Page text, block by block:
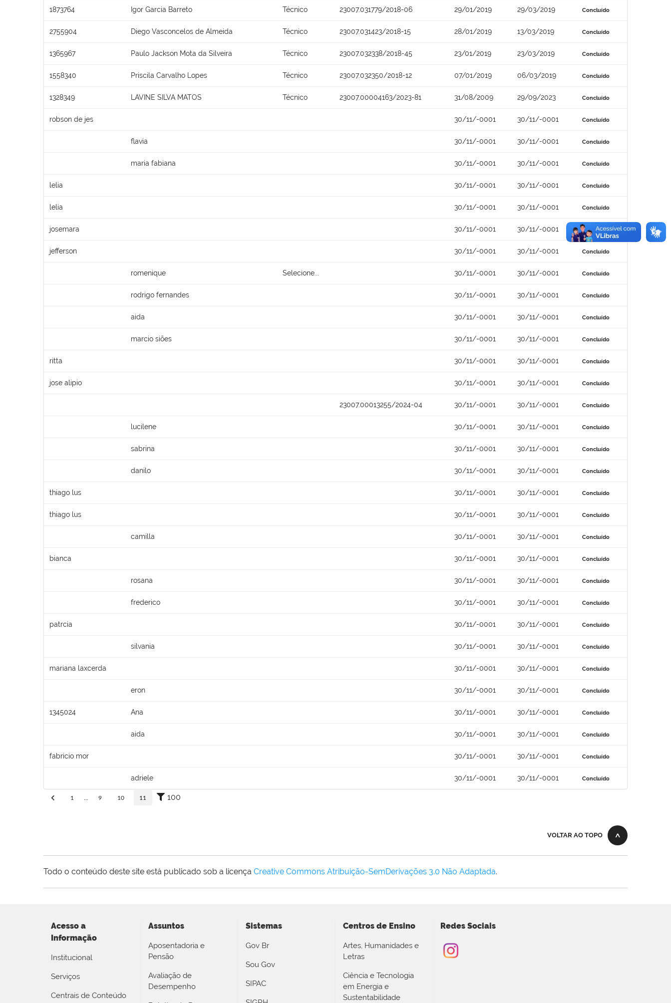
1873764 Igor Garcia Barreto Técnico 23007.031779/2018-06 29/01/2019 29/03/2019 Concluído
2755904 Diego Vasconcelos de Almeida Técnico 23007.031423/2018-15 28/01/2019 13/03/2019 Concluído
1365967 Paulo Jackson Mota da Silveira Técnico 23007.032338/2018-45 23/01/2019 23/03/2019 Concluído
1558340 Priscila Carvalho Lopes Técnico 23007.032350/2018-12 07/01/2019 06/03/2019 Concluído
1328349 LAVINE SILVA MATOS Técnico 23007.00004163/2023-81 31/08/2009 29/09/2023 Concluído
robson de jes 30/11/-0001 30/11/-0001 Concluído
flavia 30/11/-0001 30/11/-0001 Concluído
maria fabiana 30/11/-0001 30/11/-0001 Concluído
lelia 30/11/-0001 30/11/-0001 Concluído
lelia 30/11/-0001 30/11/-0001 Concluído
josemara 30/11/-0001 30/11/-0001 Concluído
jefferson 30/11/-0001 30/11/-0001 Concluído
romenique Selecione... 30/11/-0001 30/11/-0001 Concluído
rodrigo fernandes 30/11/-0001 30/11/-0001 Concluído
aida 30/11/-0001 30/11/-0001 Concluído
marcio siões 30/11/-0001 30/11/-0001 Concluído
ritta 30/11/-0001 30/11/-0001 Concluído
jose alipio 30/11/-0001 30/11/-0001 Concluído
23007.00013255/2024-04 30/11/-0001 30/11/-0001 Concluído
lucilene 30/11/-0001 30/11/-0001 Concluído
sabrina 30/11/-0001 30/11/-0001 Concluído
danilo 30/11/-0001 30/11/-0001 Concluído
thiago lus 30/11/-0001 30/11/-0001 Concluído
thiago lus 30/11/-0001 30/11/-0001 Concluído
camilla 30/11/-0001 30/11/-0001 Concluído
bianca 30/11/-0001 30/11/-0001 Concluído
rosana 30/11/-0001 30/11/-0001 Concluído
frederico 30/11/-0001 30/11/-0001 Concluído
patrcia 30/11/-0001 30/11/-0001 Concluído
silvania 30/11/-0001 30/11/-0001 Concluído
mariana laxcerda 30/11/-0001 30/11/-0001 Concluído
eron 30/11/-0001 30/11/-0001 Concluído
1345024 Ana 30/11/-0001 30/11/-0001 Concluído
aida 30/11/-0001 30/11/-0001 Concluído
fabricio mor 30/11/-0001 30/11/-0001 Concluído
adriele 30/11/-0001 30/11/-0001 Concluído
1 9 10 11 100
VOLTAR AO TOPO
Todo o conteúdo deste site está publicado sob a licença Creative Commons Atribuição-SemDerivações 3.0 Não Adaptada.
Acesso a
Informação
Institucional
Serviços
Centrais de Conteúdo
Assuntos
Aposentadoria e
Pensão
Avaliação de
Desempenho
Sistemas
Gov Br
Sou Gov
SIPAC
Centros de Ensino
Artes, Humanidades e
Letras
Ciência e Tecnologia
em Energia e
Sustentabilidade
Redes Sociais